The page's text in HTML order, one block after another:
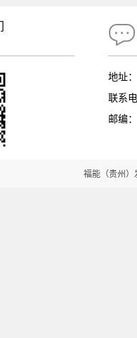
地址
联系
邮编
福能（贵州）